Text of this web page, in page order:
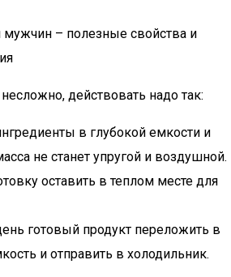
мужчин – полезные свойства и
действовать надо так:
в глубокой емкости и
не станет упругой и воздушной.
оставить в теплом месте для
готовый продукт переложить в
и отправить в холодильник.